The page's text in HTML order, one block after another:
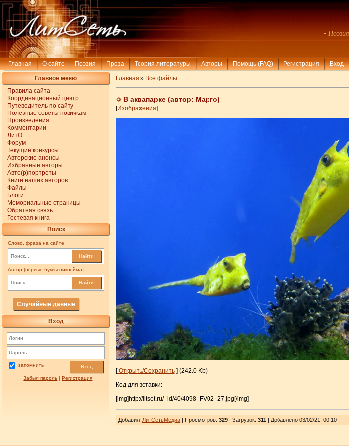
• Поэзия
Главная О сайте Поэзия Проза Теория литературы Авторы Помощь (FAQ) Регистрация Вход
Главное меню
Правила сайта
Координационный центр
Путеводитель по сайту
Полезные советы новичкам
Произведения
Комментарии
ЛитО
Форум
Текущие конкурсы
Авторские анонсы
Избранные авторы
Авто(р)портреты
Книги наших авторов
Файлы
Блоги
Мемориальные страницы
Обратная связь
Гостевая книга
Поиск
Слово, фраза на сайте
Найти
Автор [первые буквы никнейма]
Найти
Случайные данные
Вход
запомнить Вход
Забыл пароль |Регистрация
Главная » Все файлы
В аквапарке (автор: Марго)
[Изображения]
[Открыть/Сохранить] (242.0 Kb)
Код для вставки:
[img]http://litset.ru/_ld/40/4098_FV02_27.jpg[/img]
Добавил: ЛитСетьМедиа| Просмотров: 329| Загрузок: 311| Добавлено 03/02/21, 00:10